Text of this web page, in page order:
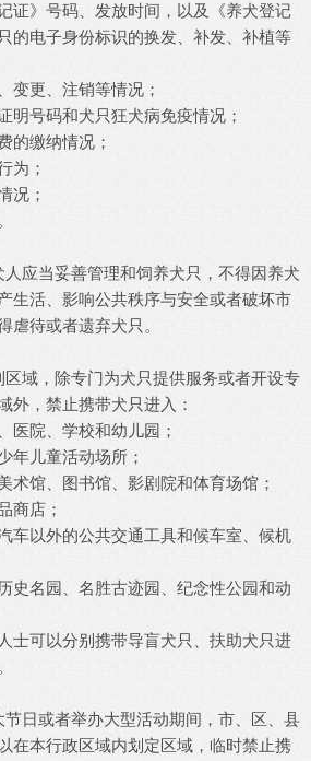
证》号码、发放时间，以及《养犬登记
的电子身份标识的换发、补发、补植等
变更、注销等情况；
明号码和犬只狂犬病免疫情况；
的缴纳情况；
为；
况；
应当妥善管理和饲养犬只，不得因养犬
生活、影响公共秩序与安全或者破坏市
虐待或者遗弃犬只。
域，除专门为犬只提供服务或者开设专
外，禁止携带犬只进入：
医院、学校和幼儿园；
年儿童活动场所；
术馆、图书馆、影剧院和体育场馆；
商店；
车以外的公共交通工具和候车室、候机
史名园、名胜古迹园、纪念性公园和动
士可以分别携带导盲犬只、扶助犬只进
日或者举办大型活动期间，市、区、县
在本行政区域内划定区域，临时禁止携